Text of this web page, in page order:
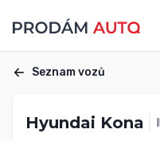
Seznam vozů
Hyundai Kona